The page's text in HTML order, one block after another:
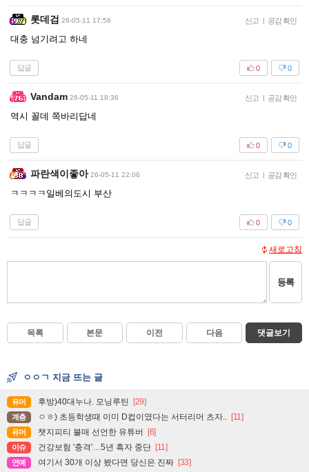
롯데검 26-05-11 17:58 신고 | 공감 확인
대충 넘기려고 하네
답글 0
0
Vandam 26-05-11 18:36 신고 | 공감 확인
역시 꼴데 쪽바리답네
답글 0
0
파란색이좋아 26-05-11 22:06 신고 | 공감 확인
ㅋㅋㅋㅋ일베의도시 부산
답글 0
0
새로고침
등록
목록 본문 이전 다음 댓글보기
ㅇㅇㄱ 지금 뜨는 글
유머 후방)40대누나. 모닝루틴 [29]
계층 ㅇㅎ) 초등학생때 이미 D컵이였다는 서터리머 츠자.. [11]
유머 챗지피티 불매 선언한 유튜버 [6]
이슈 건강보험 '충격'…5년 흑자 중단 [11]
연예 여기서 30개 이상 봤다면 당신은 진짜 [33]